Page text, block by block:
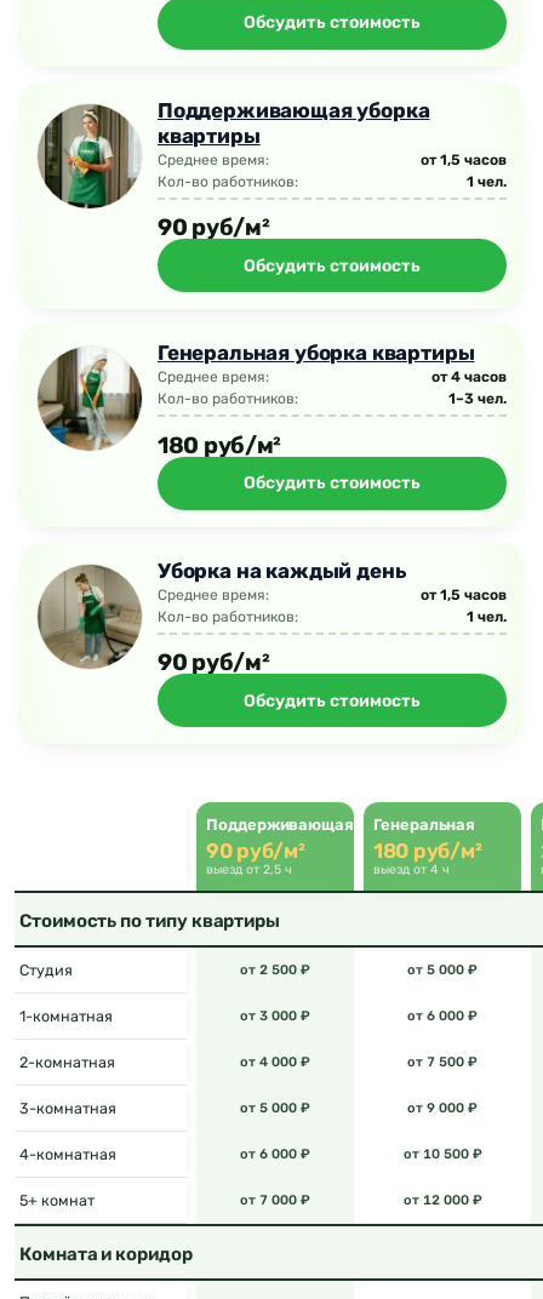
Обсудить стоимость
Поддерживающая уборка
квартиры
Среднее время:
от 1,5 часов
Кол-во работников:
1 чел.
90 руб/м²
Обсудить стоимость
Генеральная уборка квартиры
Среднее время:
от 4 часов
Кол-во работников:
1–3 чел.
180 руб/м²
Обсудить стоимость
Уборка на каждый день
Среднее время:
от 1,5 часов
Кол-во работников:
1 чел.
90 руб/м²
Обсудить стоимость
Поддерживающая
90 руб/м²
выезд от 2,5 ч
Генеральная
180 руб/м²
выезд от 4 ч
Стоимость по типу квартиры
Студия от 2 500 ₽ от 5 000 ₽
1-комнатная от 3 000 ₽ от 6 000 ₽
2-комнатная от 4 000 ₽ от 7 500 ₽
3-комнатная от 5 000 ₽ от 9 000 ₽
4-комнатная от 6 000 ₽ от 10 500 ₽
5+ комнат от 7 000 ₽ от 12 000 ₽
Комната и коридор